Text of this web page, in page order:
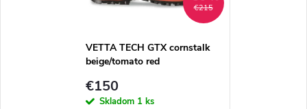
€215
VETTA TECH GTX cornstalk
beige/tomato red
€150
Skladom 1 ks